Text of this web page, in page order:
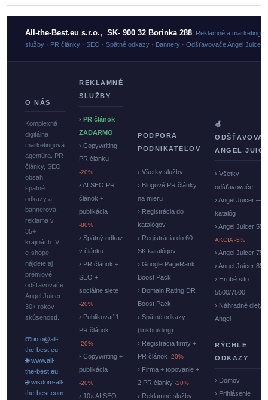
All-the-Best.eu s.r.o., SK- 900 32 Borinka 288 | Reklamné a
služby · PR články · SEO · Spätné odkazy · Bannery · Odšťavovače Angel Juicer
O NÁS
Komplexná
digitálna
marketingová
agentúra. PR
články, SEO
obsah,
spätné
odkazy a
bannerová
reklama v
35+
krajinách. V
e-shope
nájdete aj
prémiové
odšťavovače
Angel Juicer.
30+ rokov
skúseností.
📧 info@all-
the-best.eu
🌐 www.all-
the-best.eu
🌐 wisdom-all-
the-best.com
REKLAMNÉ
SLUŽBY
› PR článok
ZADARMO
› Copywriting
PR článku
-20%
› AI SEO PR
článok +
publikácia
-80%
› Spätný odkaz
v článku
› PR článok +
SEO +
sociálne siete
-20%
› Publikovať 1
PR článok
-20%
› Copywriting +
publikácia
-20%
› 10× AI SEO
PODPORA
PODNIKATEĽOV
› Všetky služby
› Blogové PR články
na mieru
› Registrácia do
katalógov
› Registrácia do 60
SK katalógov
› Google PageRank
Boost Pack
› Domain Rating DR
Boost Pack
› Spätné odkazy
(linkbuilding)
› Registrácia firmy +
PR článok -20%
› Firma + topovanie +
2 PR články -20%
› Reklamné služby -
🍏
ANGEL
› Všetky
odšťavovače
› Angel Juicer —
katalóg
› Angel Juicer
AKCIA -5%
› Angel Juicer
› Angel Juicer
› Hrubé sito
5500/7500
› Náhradné diely
Angel
RÝCHLE
ODKAZY
› Domov
› Prihlásenie